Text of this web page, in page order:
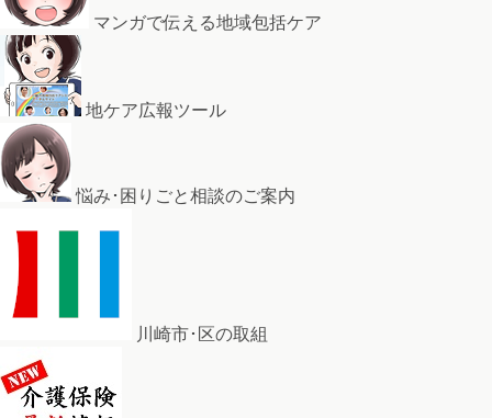
マンガで伝える地域包括ケア
地ケア広報ツール
悩み･困りごと相談のご案内
川崎市･区の取組